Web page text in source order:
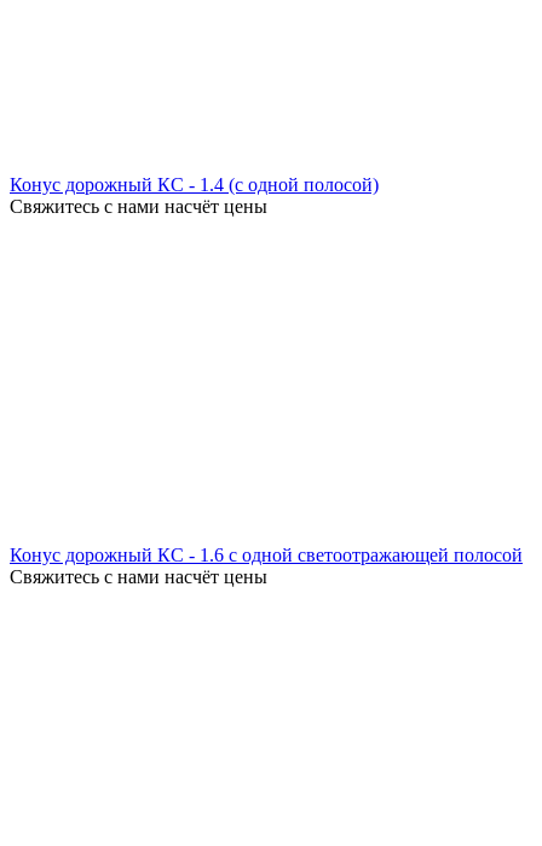
Конус дорожный КС - 1.4 (с одной полосой)
Свяжитесь с нами насчёт цены
Конус дорожный КС - 1.6 с одной светоотражающей полосой
Свяжитесь с нами насчёт цены